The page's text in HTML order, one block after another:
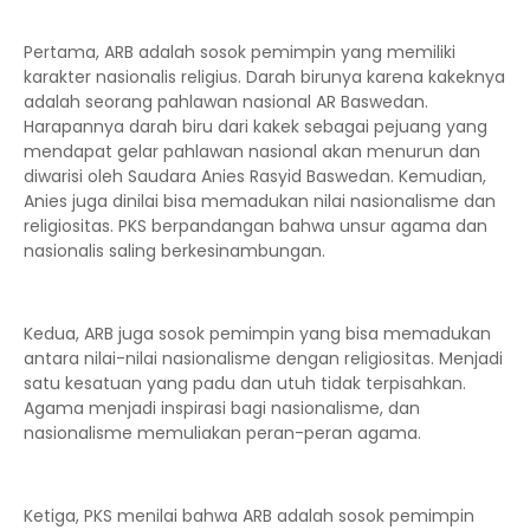
Pertama, ARB adalah sosok pemimpin yang memiliki
karakter nasionalis religius. Darah birunya karena kakeknya
adalah seorang pahlawan nasional AR Baswedan.
Harapannya darah biru dari kakek sebagai pejuang yang
mendapat gelar pahlawan nasional akan menurun dan
diwarisi oleh Saudara Anies Rasyid Baswedan. Kemudian,
Anies juga dinilai bisa memadukan nilai nasionalisme dan
religiositas. PKS berpandangan bahwa unsur agama dan
nasionalis saling berkesinambungan.
Kedua, ARB juga sosok pemimpin yang bisa memadukan
antara nilai-nilai nasionalisme dengan religiositas. Menjadi
satu kesatuan yang padu dan utuh tidak terpisahkan.
Agama menjadi inspirasi bagi nasionalisme, dan
nasionalisme memuliakan peran-peran agama.
Ketiga, PKS menilai bahwa ARB adalah sosok pemimpin